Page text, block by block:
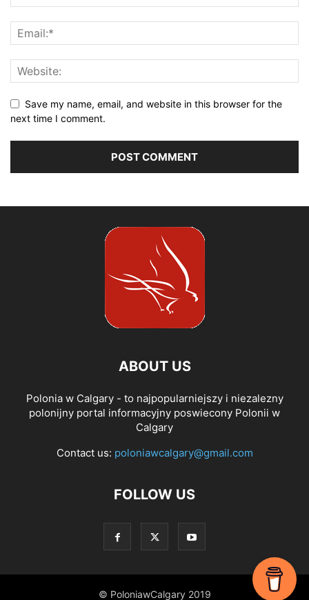
Save my name, email, and website in this browser for the
next time I comment.
ABOUT US
Polonia w Calgary - to najpopularniejszy i niezalezny
polonijny portal informacyjny poswiecony Polonii w
Calgary
Contact us: poloniawcalgary@gmail.com
FOLLOW US
© PoloniawCalgary 2019